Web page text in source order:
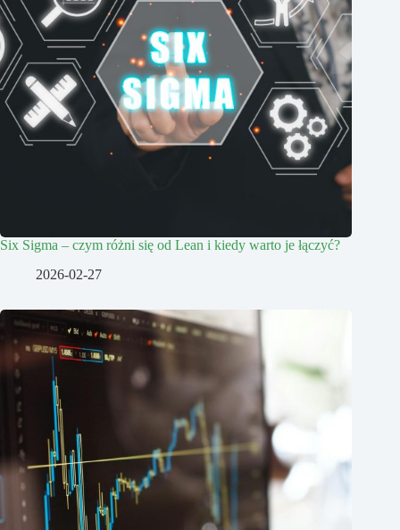
Six Sigma – czym różni się od Lean i kiedy warto je łączyć?
2026-02-27